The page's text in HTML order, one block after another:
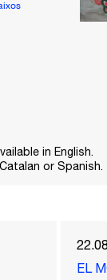
in English.
or Spanish.
EL